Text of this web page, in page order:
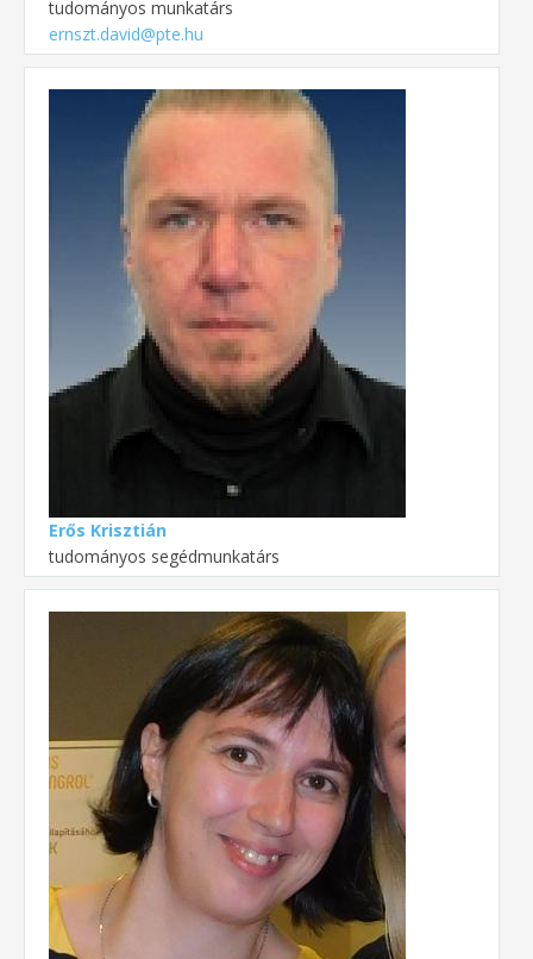
tudományos munkatárs
ernszt.david@pte.hu
Erős Krisztián
tudományos segédmunkatárs